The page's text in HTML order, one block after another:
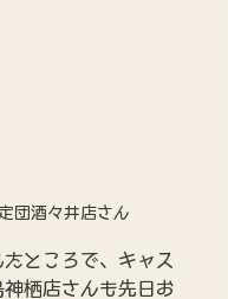
団酒々井店さん
ところで、キャス
栖店さんも先日お